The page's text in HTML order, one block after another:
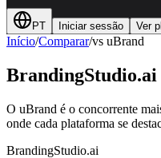
PT Iniciar sessão Ver
Início/Comparar/vs uBrand
BrandingStudio.ai
O uBrand é o concorrente
onde cada plataforma se
BrandingStudio.ai